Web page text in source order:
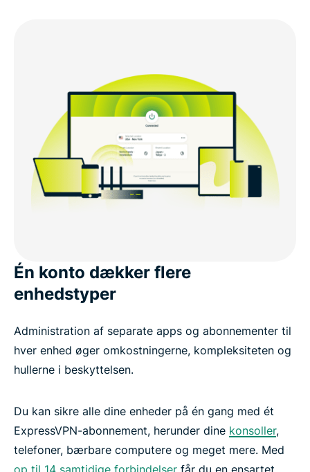
Én konto dækker flere
enhedstyper
Administration af separate apps og abonnementer til
hver enhed øger omkostningerne, kompleksiteten og
hullerne i beskyttelsen.
Du kan sikre alle dine enheder på én gang med ét
ExpressVPN-abonnement, herunder dine konsoller,
telefoner, bærbare computere og meget mere. Med